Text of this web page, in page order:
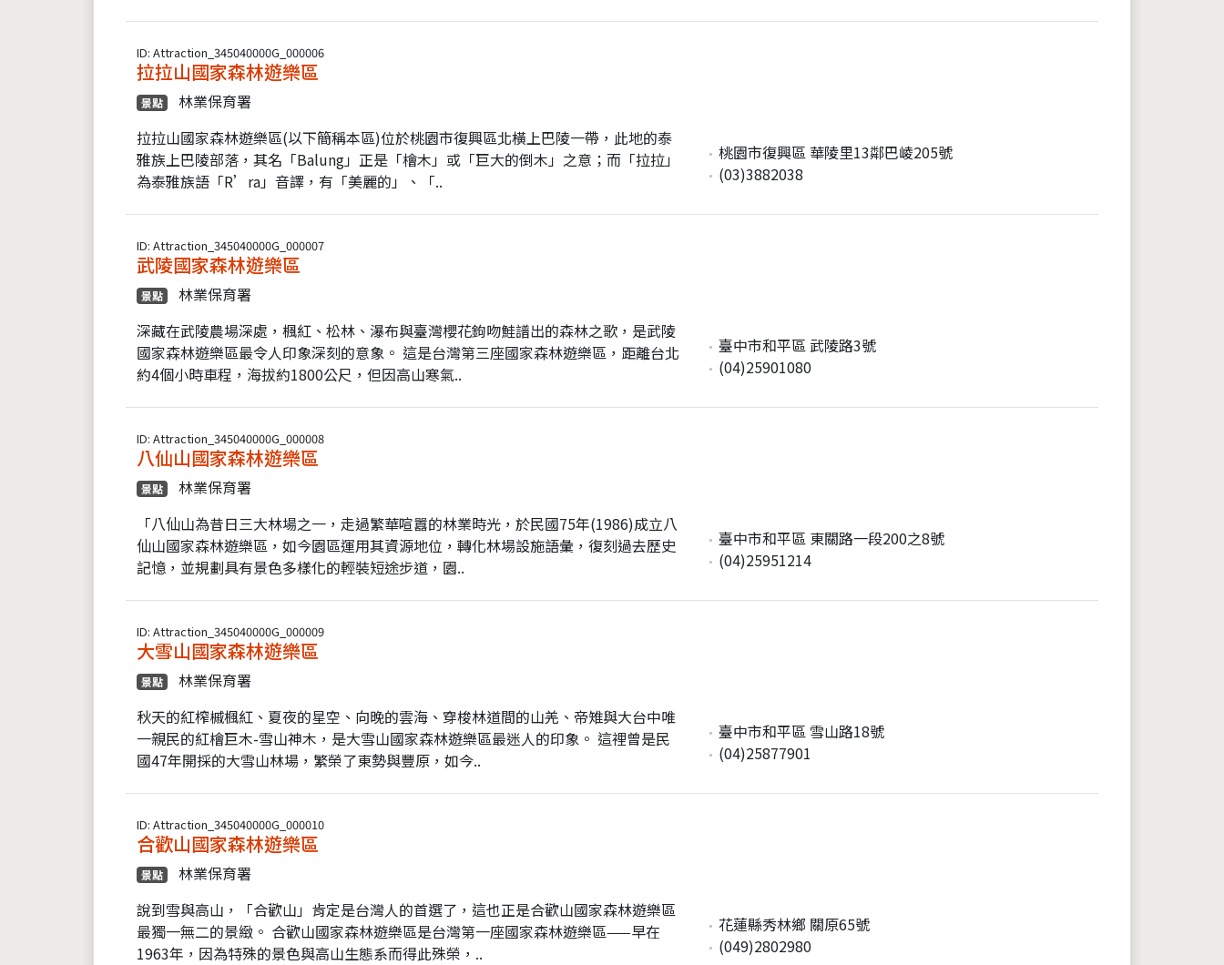
ID: Attraction_345040000G_000006
拉拉山國家森林遊樂區
景點
林業保育署
拉拉山國家森林遊樂區(以下簡稱本區)位於桃園市復興區北橫上巴陵一帶，此地的泰
雅族上巴陵部落，其名「Balung」正是「檜木」或「巨大的倒木」之意；而「拉拉」
為泰雅族語「R’ra」音譯，有「美麗的」、「..
桃園市復興區 華陵里13鄰巴崚205號
(03)3882038
ID: Attraction_345040000G_000007
武陵國家森林遊樂區
景點
林業保育署
深藏在武陵農場深處，楓紅、松林、瀑布與臺灣櫻花鉤吻鮭譜出的森林之歌，是武陵
國家森林遊樂區最令人印象深刻的意象。 這是台灣第三座國家森林遊樂區，距離台北
約4個小時車程，海拔約1800公尺，但因高山寒氣..
臺中市和平區 武陵路3號
(04)25901080
ID: Attraction_345040000G_000008
八仙山國家森林遊樂區
景點
林業保育署
「八仙山為昔日三大林場之一，走過繁華喧囂的林業時光，於民國75年(1986)成立八
仙山國家森林遊樂區，如今園區運用其資源地位，轉化林場設施語彙，復刻過去歷史
記憶，並規劃具有景色多樣化的輕裝短途步道，園..
臺中市和平區 東關路一段200之8號
(04)25951214
ID: Attraction_345040000G_000009
大雪山國家森林遊樂區
景點
林業保育署
秋天的紅榨槭楓紅、夏夜的星空、向晚的雲海、穿梭林道間的山羌、帝雉與大台中唯
一親民的紅檜巨木-雪山神木，是大雪山國家森林遊樂區最迷人的印象。 這裡曾是民
國47年開採的大雪山林場，繁榮了東勢與豐原，如今..
臺中市和平區 雪山路18號
(04)25877901
ID: Attraction_345040000G_000010
合歡山國家森林遊樂區
景點
林業保育署
說到雪與高山，「合歡山」肯定是台灣人的首選了，這也正是合歡山國家森林遊樂區
最獨一無二的景緻。 合歡山國家森林遊樂區是台灣第一座國家森林遊樂區——早在
1963年，因為特殊的景色與高山生態系而得此殊榮，..
花蓮縣秀林鄉 關原65號
(049)2802980